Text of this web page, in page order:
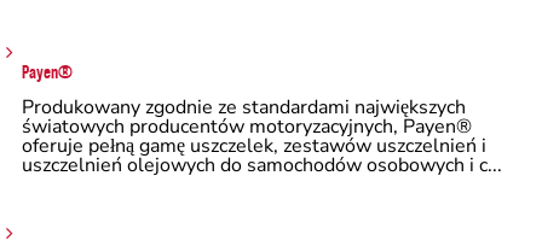
Payen®
Produkowany zgodnie ze standardami największych
światowych producentów motoryzacyjnych, Payen®
oferuje pełną gamę uszczelek, zestawów uszczelnień i
uszczelnień olejowych do samochodów osobowych i c...